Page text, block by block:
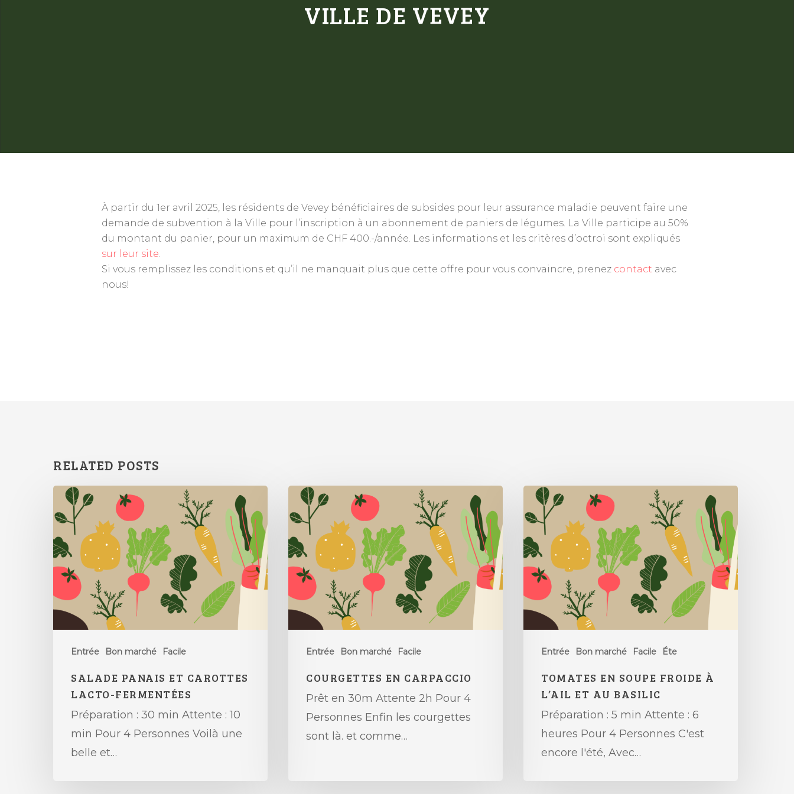
VILLE DE VEVEY
À partir du 1er avril 2025, les résidents de Vevey bénéficiaires de subsides pour leur assurance maladie peuvent faire une
demande de subvention à la Ville pour l’inscription à un abonnement de paniers de légumes. La Ville participe au 50%
du montant du panier, pour un maximum de CHF 400.-/année. Les informations et les critères d’octroi sont expliqués
sur leur site.
Si vous remplissez les conditions et qu’il ne manquait plus que cette offre pour vous convaincre, prenez contact avec
nous!
RELATED POSTS
Entrée Bon marché Facile
SALADE PANAIS ET CAROTTES
LACTO-FERMENTÉES
Préparation : 30 min Attente : 10
min Pour 4 Personnes Voilà une
belle et…
Entrée Bon marché Facile
COURGETTES EN CARPACCIO
Prêt en 30m Attente 2h Pour 4
Personnes Enfin les courgettes
sont là. et comme…
Entrée Bon marché Facile Éte
TOMATES EN SOUPE FROIDE À
L’AIL ET AU BASILIC
Préparation : 5 min Attente : 6
heures Pour 4 Personnes C'est
encore l'été, Avec…